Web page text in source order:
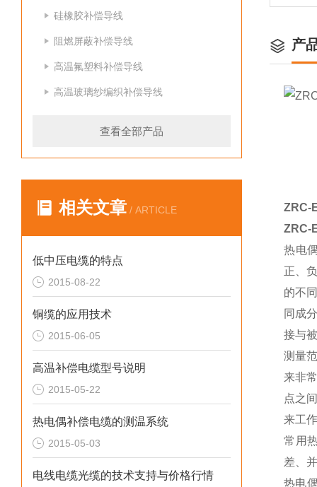
硅橡胶补偿导线
阻燃屏蔽补偿导线
高温氟塑料补偿导线
高温玻璃纱编织补偿导线
查看全部产品
相关文章 / ARTICLE
低中压电缆的特点
2015-08-22
铜缆的应用技术
2015-06-05
高温补偿电缆型号说明
2015-05-22
热电偶补偿电缆的测温系统
2015-05-03
电线电缆光缆的技术支持与价格行情
产
ZRC-
ZRC-
热电
正、
的不
同成
接与
测量
来非
点之
来工
常用
差、
热电